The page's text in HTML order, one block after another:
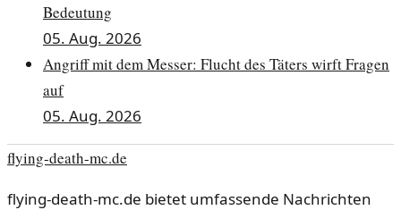
Bedeutung
05. Aug. 2026
Angriff mit dem Messer: Flucht des Täters wirft Fragen
auf
05. Aug. 2026
flying-death-mc.de
flying-death-mc.de bietet umfassende Nachrichten